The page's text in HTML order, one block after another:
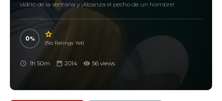
vidrio de la ventana y ¡Alcanza el pecho de un hombre!
0
(No Ratings Yet)
1h 50m 2014 56 views